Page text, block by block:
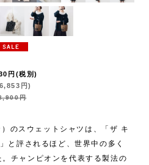
円 (税別)
6,853 円)
円
のスウェットシャツは、「ザ キ
と評されるほど、世界中の多く
チャンピオンを代表する製法の